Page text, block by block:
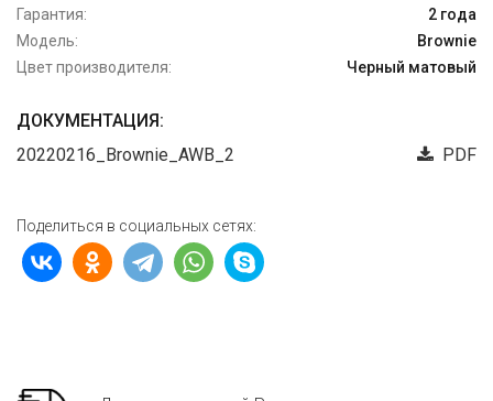
Гарантия:
2 года
Модель:
Brownie
Цвет производителя:
Черный матовый
ДОКУМЕНТАЦИЯ:
20220216_Brownie_AWB_2
PDF
Поделиться в социальных сетях: